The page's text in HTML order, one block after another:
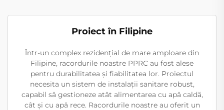
Proiect în Filipine
Într-un complex rezidențial de mare amploare din
Filipine, racordurile noastre PPRC au fost alese
pentru durabilitatea și fiabilitatea lor. Proiectul
necesita un sistem de instalații sanitare robust,
capabil să gestioneze atât alimentarea cu apă caldă,
cât și cu apă rece. Racordurile noastre au oferit un